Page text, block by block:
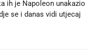
ih je Napoleon unakazio
se i danas vidi utjecaj